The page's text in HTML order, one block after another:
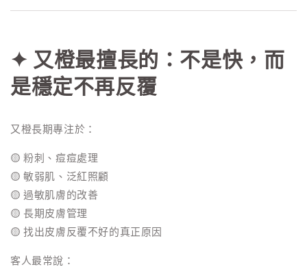
✦ 又橙最擅長的：不是快，而
是穩定不再反覆
又橙長期專注於：
🟡 粉刺、痘痘處理
🟡 敏弱肌、泛紅照顧
🟡 過敏肌膚的改善
🟡 長期皮膚管理
🟡 找出皮膚反覆不好的真正原因
客人最常說：